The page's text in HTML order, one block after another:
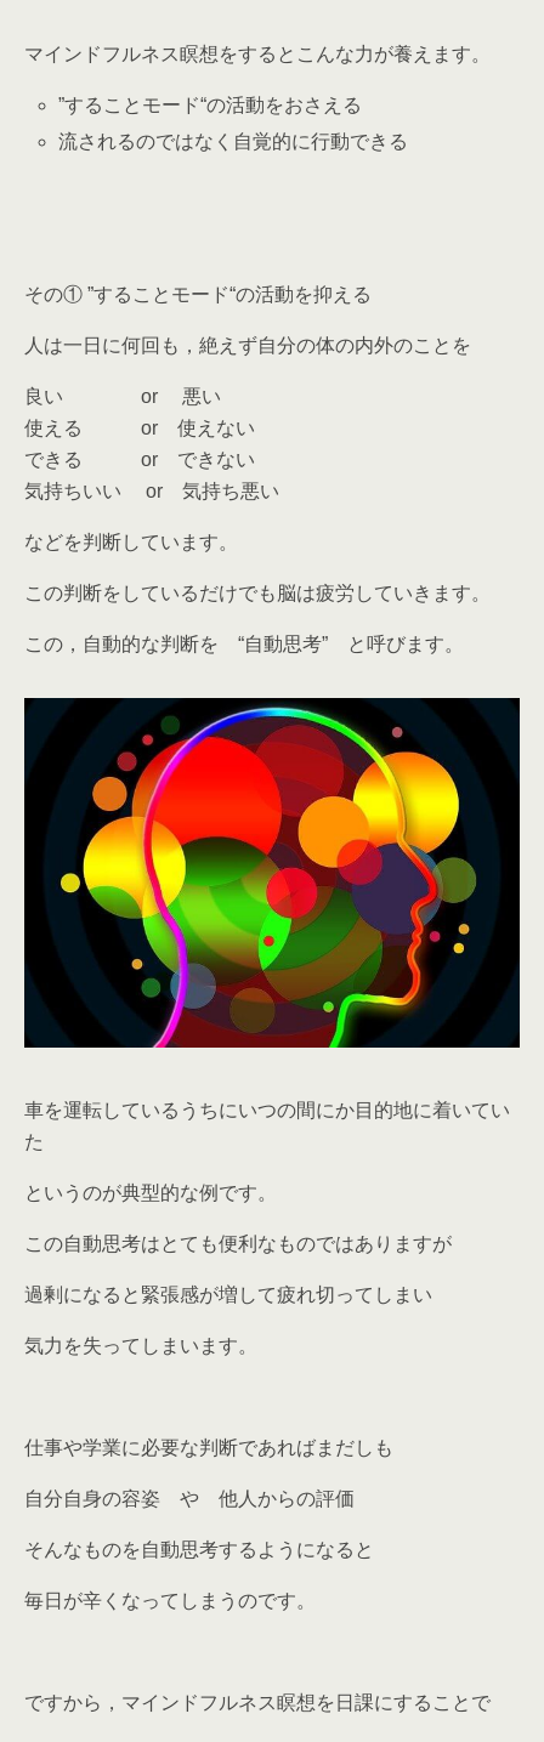
マインドフルネス瞑想をするとこんな力が養えます。
”することモード“の活動をおさえる
流されるのではなく自覚的に行動できる
その① ”することモード“の活動を抑える
人は一日に何回も，絶えず自分の体の内外のことを
良い or 悪い
使える or 使えない
できる or できない
気持ちいい or 気持ち悪い
などを判断しています。
この判断をしているだけでも脳は疲労していきます。
この，自動的な判断を “自動思考” と呼びます。
車を運転しているうちにいつの間にか目的地に着いてい
た
というのが典型的な例です。
この自動思考はとても便利なものではありますが
過剰になると緊張感が増して疲れ切ってしまい
気力を失ってしまいます。
仕事や学業に必要な判断であればまだしも
自分自身の容姿 や 他人からの評価
そんなものを自動思考するようになると
毎日が辛くなってしまうのです。
ですから，マインドフルネス瞑想を日課にすることで